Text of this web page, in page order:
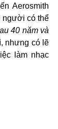
Aerosmith
người có thể
40 năm và
nhưng có lẽ
làm nhạc